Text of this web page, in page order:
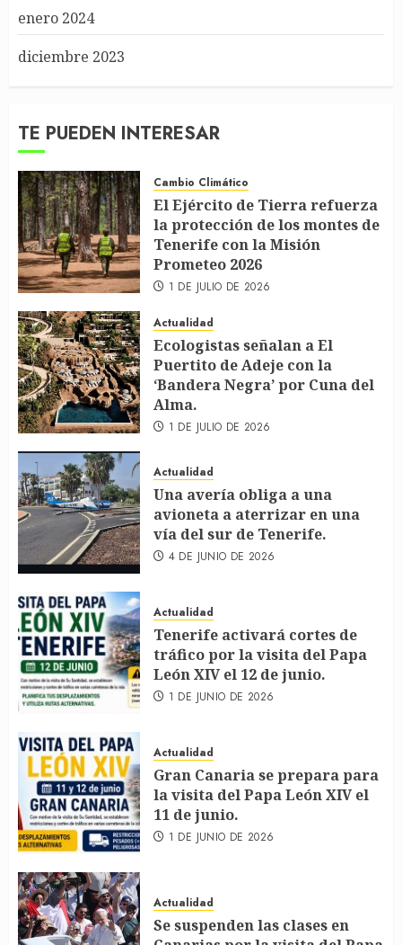
enero 2024
diciembre 2023
TE PUEDEN INTERESAR
Cambio Climático
El Ejército de Tierra refuerza
la protección de los montes de
Tenerife con la Misión
Prometeo 2026
1 DE JULIO DE 2026
Actualidad
Ecologistas señalan a El
Puertito de Adeje con la
‘Bandera Negra’ por Cuna del
Alma.
1 DE JULIO DE 2026
Actualidad
Una avería obliga a una
avioneta a aterrizar en una
vía del sur de Tenerife.
4 DE JUNIO DE 2026
Actualidad
Tenerife activará cortes de
tráfico por la visita del Papa
León XIV el 12 de junio.
1 DE JUNIO DE 2026
Actualidad
Gran Canaria se prepara para
la visita del Papa León XIV el
11 de junio.
1 DE JUNIO DE 2026
Actualidad
Se suspenden las clases en